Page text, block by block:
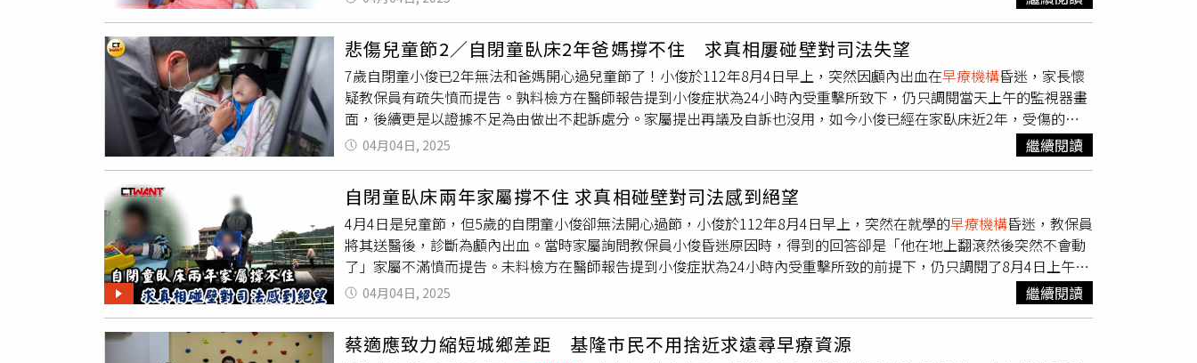
時並無出現異狀，且小俊媽媽在警詢過程中，曾向警方表示8月3日晚間，小俊在家中並出現異常，故無勘驗8
月3日監視器畫面必要。收到再議駁回處分書後，小俊爸爸旋即於2024年5月向苗栗地方法院提出自訴，2025年1月收到
自訴駁回裁定書。法院支持檢方見解，認為8月4日案發前，小俊看起來並無異常，且全案並無事證足以證明小俊遭他人
蓄意傷害，故不必再調8月3日的畫面。小俊爸爸2025年5月向監察院陳情，監院請法務部及司法院要求臺中高分檢及苗
栗地院提出說明，苗栗地院至今無回應，臺中高分檢則認為檢察官偵查中對於證據之取捨或擇定擁有自由裁量權，所有
證據都已調查完畢，再次拒絕勘驗8月3日之影像。如今，小俊已完全失去活動能力，躺在家中由媽媽24小時照顧，除每
4個小時要利用鼻胃管餵食、每2個小時為他翻身，平時還要按摩與復健，維持小俊關節與肌肉的健康。雖然醫師曾向小
俊爸爸解釋，小俊並非植物人，但小俊爸爸淚訴：「這對我來說又有何區別？」近日，小俊爸爸求助苗栗縣議會曾玟學
議員，曾議員向苗栗縣府提出查看8月3日畫面之要求，然而縣府原先同意卻又事後反悔。曾議員向記者表示「這個案子
我們收到爸爸的陳情後跟他討論，主要協助希望取得事發前幾日的監視器畫面，尤其是前一日8/3的，縣府回覆當時調查
時有調，但沒有留存，最後只有存8/4的，但即便是8/4的都不方便再提供」。
就學。112年8月4日小俊一如往常被家人送至早療機
，未料家屬卻在當日10點58分收到教保員的訊息：「小俊昏迷了！」隨後，小俊被送往苗栗某醫院治療， 醫師診斷為
顱內出血，需進行引流手術，經商討後，家屬決定將小俊轉診至大醫院動手術。家屬詢問教保員為何小俊會昏倒時，得
到的回答是：「小俊躺在地上鬧脾氣，在地上翻滾然後突然不會動了！」家屬聽完後無法接受，選擇走法律途徑，將該
名教保員依過失致重傷害罪提告。小俊的爸爸認為，孩子受傷原因疑點重重，憤而對教保員提告。（圖／黃耀徵攝）手
術完畢後，小俊持續住院9天，小俊的姑姑因遲遲等不到苗栗檢察署傳票，選擇在爆料公社上痛訴小俊的遭遇，旋即引
起各家媒體爭相報導。孰料隔天，小俊爸爸就接到地檢署的電話，當時他在電話中詢問為何沒有先收到傳票，對方卻表
示「因為你的案件比較緊急啊！」讓小俊爸爸不禁認為，地檢署迫於新聞壓力，才開始積極面對。112年8月17日該案首
次開庭，承辦檢察官蔡明峰調閱了112年8月4日當天上午10點至12點的2個小時監視器畫面，表示並無看到任何人為因
素及可疑之處，最後以證據不足為由作出不起訴處分。弔詭的是，當時醫院評估報告指出：「被害人所受傷害之成因，
應係於其昏迷前24小時內頭部遭外力撞擊或拋摔在堅硬平面後所生之結果。」而檢察官卻僅調閱了8月4日上午的監視器
畫面！收到不起訴書以後，小俊爸爸雖感無助，但仍不願放棄查明真相。後續透過「犯罪被害人保護協會」與「財團法
人法律扶助基金會」引薦，找到律師協助。在和律師的商討過程中，小俊爸爸赫然想起，醫師曾表示，小俊的傷勢定是
受強烈的外力所致，他說：「當時我很疑惑，因為我兒子的頭部並無外傷」但醫師解釋，就像戴安全帽出車禍，傷者不
見得會有外傷，但仍有顱內出血的可能性。而小俊在早療機構上課時，都會穿戴頭部護具，按此推斷，懷疑可能是在早
療機構受傷。於是爸爸決定向高檢署台中分署提出再議，並協同律師請求檢察官勘驗8月3日的監視器畫面。最後，小俊
爸爸於113年5月收到台中高分檢駁回再議。再議處分書針對家屬聲請勘驗8月3日監視器畫面一事，僅回應：根據8月4日
悲傷兒童節2／自閉童臥床2年爸媽撐不住 求真相屢碰壁對司法失望
7歲自閉童小俊已2年無法和爸媽開心過兒童節了！小俊於112年8月4日早上，突然因顱內出血在早療機構昏迷，家長懷
疑教保員有疏失憤而提告。孰料檢方在醫師報告提到小俊症狀為24小時內受重擊所致下，仍只調閱當天上午的監視器畫
面，後續更是以證據不足為由做出不起訴處分。家屬提出再議及自訴也沒用，如今小俊已經在家臥床近2年，受傷的真
相仍不明，而民事訴訟的2年提告期限即將到期，家屬已無力承擔龐大的費用支出。小俊爸爸表示，當時向
早療機構討
的主任竟反指控他們：「搞不好是你的孩
子自己在家裡撞到」，讓家屬憤怒不已。而家屬表示，起初
早療機構
但在得知不起訴後，就再也沒打電話，實在令人難以接受。如今，小俊已失去活動能力，躺在家中由媽媽24小時照顧，
除每4個小時要利用鼻胃管餵食小俊，更要每2個小時為他翻身一次，平時還要幫他按摩與復健，維持小俊關節與肌肉的
健康。雖然醫師曾向小俊爸爸解釋，小俊並非植物人，但小俊爸爸淚訴：「這對我來說又有何區別？」照顧小俊不僅要
花費大量的時間與精力，在金錢上更是一大筆驚人開銷。尤其小俊長期臥床，抵抗力明顯下滑，經常小病成大病導致需
住院療養。「有段時間小俊需頻繁住院，常常光是醫藥費就要5到6萬元」而小俊家的經濟由爸爸一肩扛起，且家中除小
俊外，還有一雙年邁的父母需照顧，讓小俊爸爸備感壓力。相較於小俊昏迷前的活潑模樣，雖然醫師認為小俊並非植物
人，但對小俊爸爸來說並無差別。（圖／家屬提供）接連收到不起訴、再議駁回、自訴駁回的書狀後，萬念俱灰的小俊
爸爸向本刊表示，現在若想要用法律找回真相，只剩下民事訴訟這條路。據了解，若要提起民事訴訟，原告需要先支付
04月04日, 2025 繼續閱讀
自閉童臥床兩年家屬撐不住 求真相碰壁對司法感到絕望
4月4日是兒童節，但5歲的自閉童小俊卻無法開心過節，小俊於112年8月4日早上，突然在就學的早療機構昏迷，教保員
將其送醫後，診斷為顱內出血。當時家屬詢問教保員小俊昏迷原因時，得到的回答卻是「他在地上翻滾然後突然不會動
了」家屬不滿憤而提告。未料檢方在醫師報告提到小俊症狀為24小時內受重擊所致的前提下，仍只調閱了8月4日上午的
監視器畫面，以證據不足裁定為不起訴。後續家屬提出再議及自訴後，屢遭駁回，如今小俊已在家中躺了近2年，家屬
04月04日, 2025 繼續閱讀
蔡適應致力縮短城鄉差距 基隆市民不用捨近求遠尋早療資源